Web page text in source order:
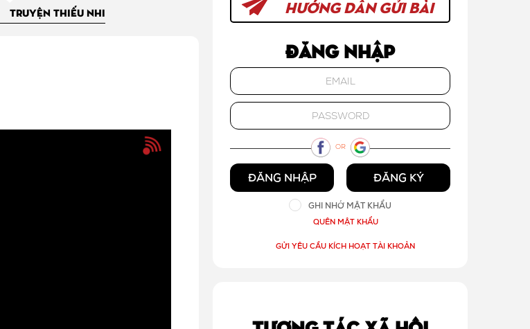
TRUYỆN THIẾU NHI HƯỚNG DẪN GỬI BÀI
Đăng nhập
OR
ĐĂNG NHẬP ĐĂNG KÝ
GHI NHỚ MẬT KHẨU
QUÊN MẬT KHẨU
GỬI YÊU CẦU KÍCH HOẠT TÀI KHOẢN